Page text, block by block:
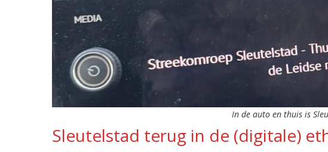
In de auto en thuis is
Sleutelstad terug in de (digitale)